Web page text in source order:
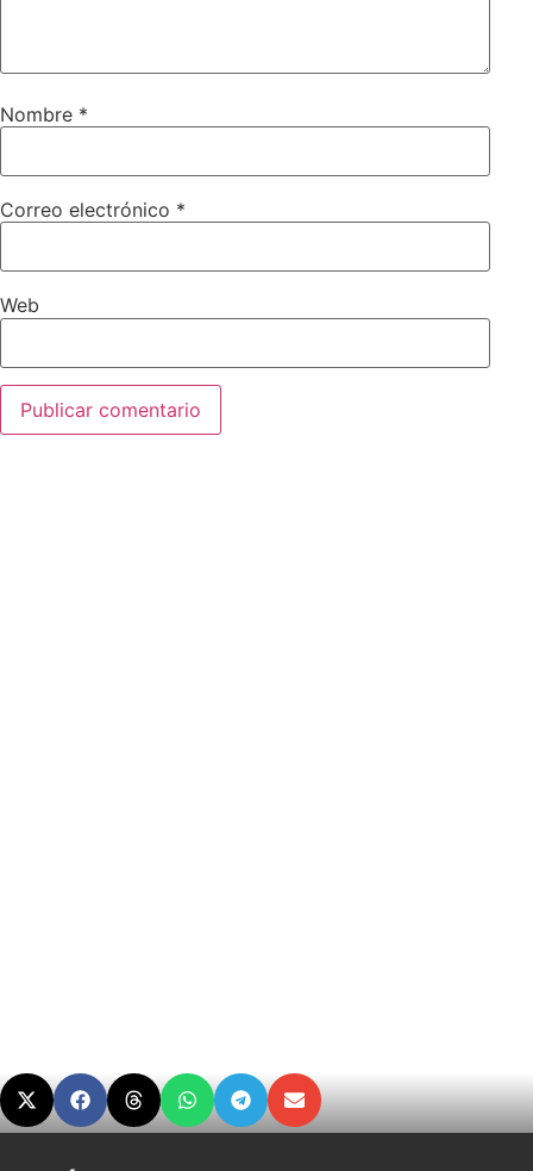
Nombre *
Correo electrónico *
Web